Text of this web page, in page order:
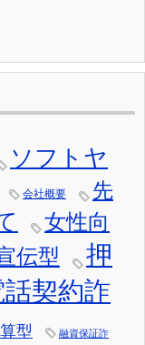
ソフトヤ
会社概要
先
女性向
伝型
押
契約詐
型 融資保証詐